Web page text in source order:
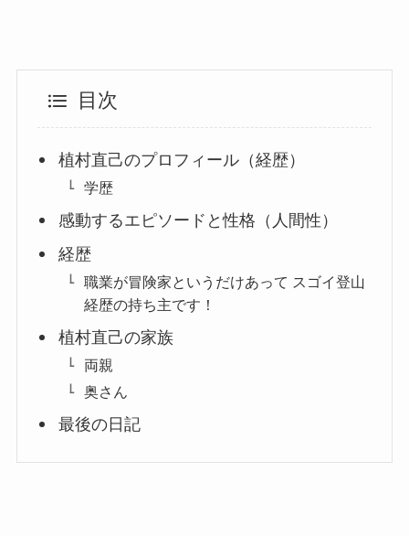
目次
植村直己のプロフィール（経歴）
学歴
感動するエピソードと性格（人間性）
経歴
職業が冒険家というだけあって スゴイ登山
経歴の持ち主です！
植村直己の家族
両親
奥さん
最後の日記